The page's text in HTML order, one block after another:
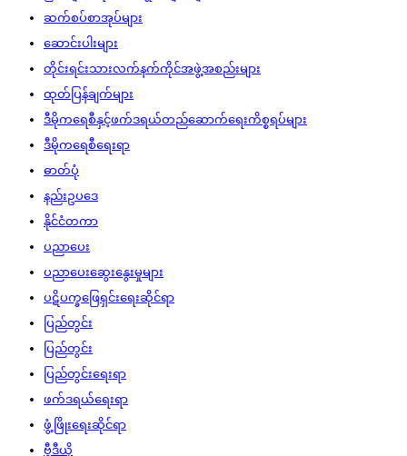
ဆက်စပ်စာအုပ်များ
ဆောင်းပါးများ
တိုင်းရင်းသားလက်နက်ကိုင်အဖွဲ့အစည်းများ
ထုတ်ပြန်ချက်များ
ဒီမိုကရေစီနှင့်ဖက်ဒရယ်တည်ဆောက်‌ရေးကိစ္စရပ်များ
ဒီမိုကရေစီရေးရာ
ဓာတ်ပုံ
နည်းဥပဒေ
နိုင်ငံတကာ
ပညာပေး
ပညာပေးဆွေးနွေးမှုများ
ပဋိပက္ခဖြေရှင်းရေးဆိုင်ရာ
ပြည်တွင်း
ပြည်တွင်း
ပြည်တွင်းရေးရာ
ဖက်ဒရယ်ရေးရာ
ဖွံ့ဖြိုးရေးဆိုင်ရာ
ဗွီဒီယို